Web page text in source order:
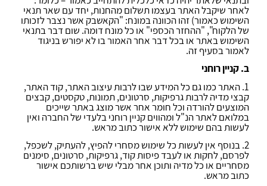
לאחר שיקבל האתר בעצמו תשלום מהחנות, יחד עם שאר תנאי
השימוש כאמור) זהו הכוונה במונח: "הקאשבק אשר נצבר לזכותו
של הלקוח", "ההחזר הכספי" או כל מונח דומה. שום דבר בתנאי
השימוש באתר או בכל דבר אחר האמור בו לא יפורש בניגוד
לאמור בסעיף זה.
ב. קניין רוחני
1. האתר כמו גם כל המידע שבו לרבות עיצוב האתר, קוד האתר,
קבצי מדיה לרבות גרפיקות, סרטונים, תמונות, טקסטים, קבצים
המוצעים להורדה וכל חומר אחר אשר מוצג באתר שייכים
במלואם לאתר הנ"ל ומהווים קניין רוחני בלעדי של החברה ואין
לעשות בהם שימוש ללא אישור כתוב מראש.
2. בנוסף אין לעשות כל שימוש מסחרי להפיץ, להעתיק, לשכפל,
לפרסם, לחקות או לעבד פיסות קוד, גרפיקות, סרטונים, סימנים
מסחריים או כל מדיה ותוכן אחר מבלי שיש ברשותכם אישור
כתוב מראש.